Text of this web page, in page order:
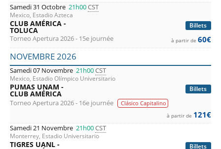
Samedi 31 Octobre 21h00CST
Mexico, Estadio Azteca
Billets
CLUB AMÉRICA -
TOLUCA
Torneo Apertura 2026 - 15e journée à partir de 60€
NOVEMBRE 2026
Samedi 07 Novembre 21h00CST
Mexico, Estadio Olímpico Universitario
Billets
PUMAS UNAM -
CLUB AMÉRICA
Torneo Apertura 2026 - 16e journée Clásico Capitalino
à partir de 121€
Samedi 21 Novembre 21h00CST
Monterrey, Estadio Universitario
Billets
TIGRES UANL -